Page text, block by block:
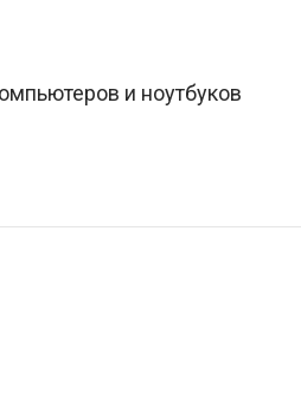
и ноутбуков